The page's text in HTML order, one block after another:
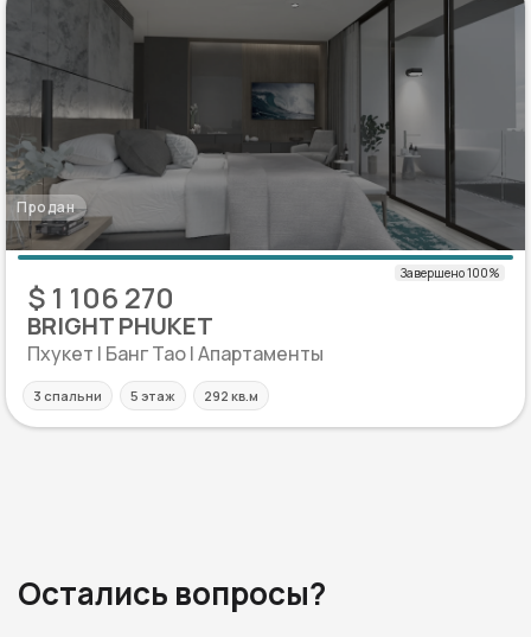
Продан
$ 1 106 270
BRIGHT PHUKET
Пхукет | Банг Тао | Апартаменты
3 спальни 5 этаж 292 кв.м
Остались вопросы?